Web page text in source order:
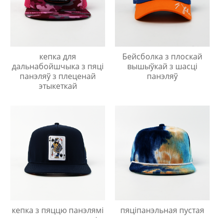
кепка для
дальнабойшчыка з пяці
панэляў з плеценай
этыкеткай
Бейсболка з плоскай
вышыўкай з шасці
панэляў
кепка з пяццю панэлямі
пяціпанэльная пустая